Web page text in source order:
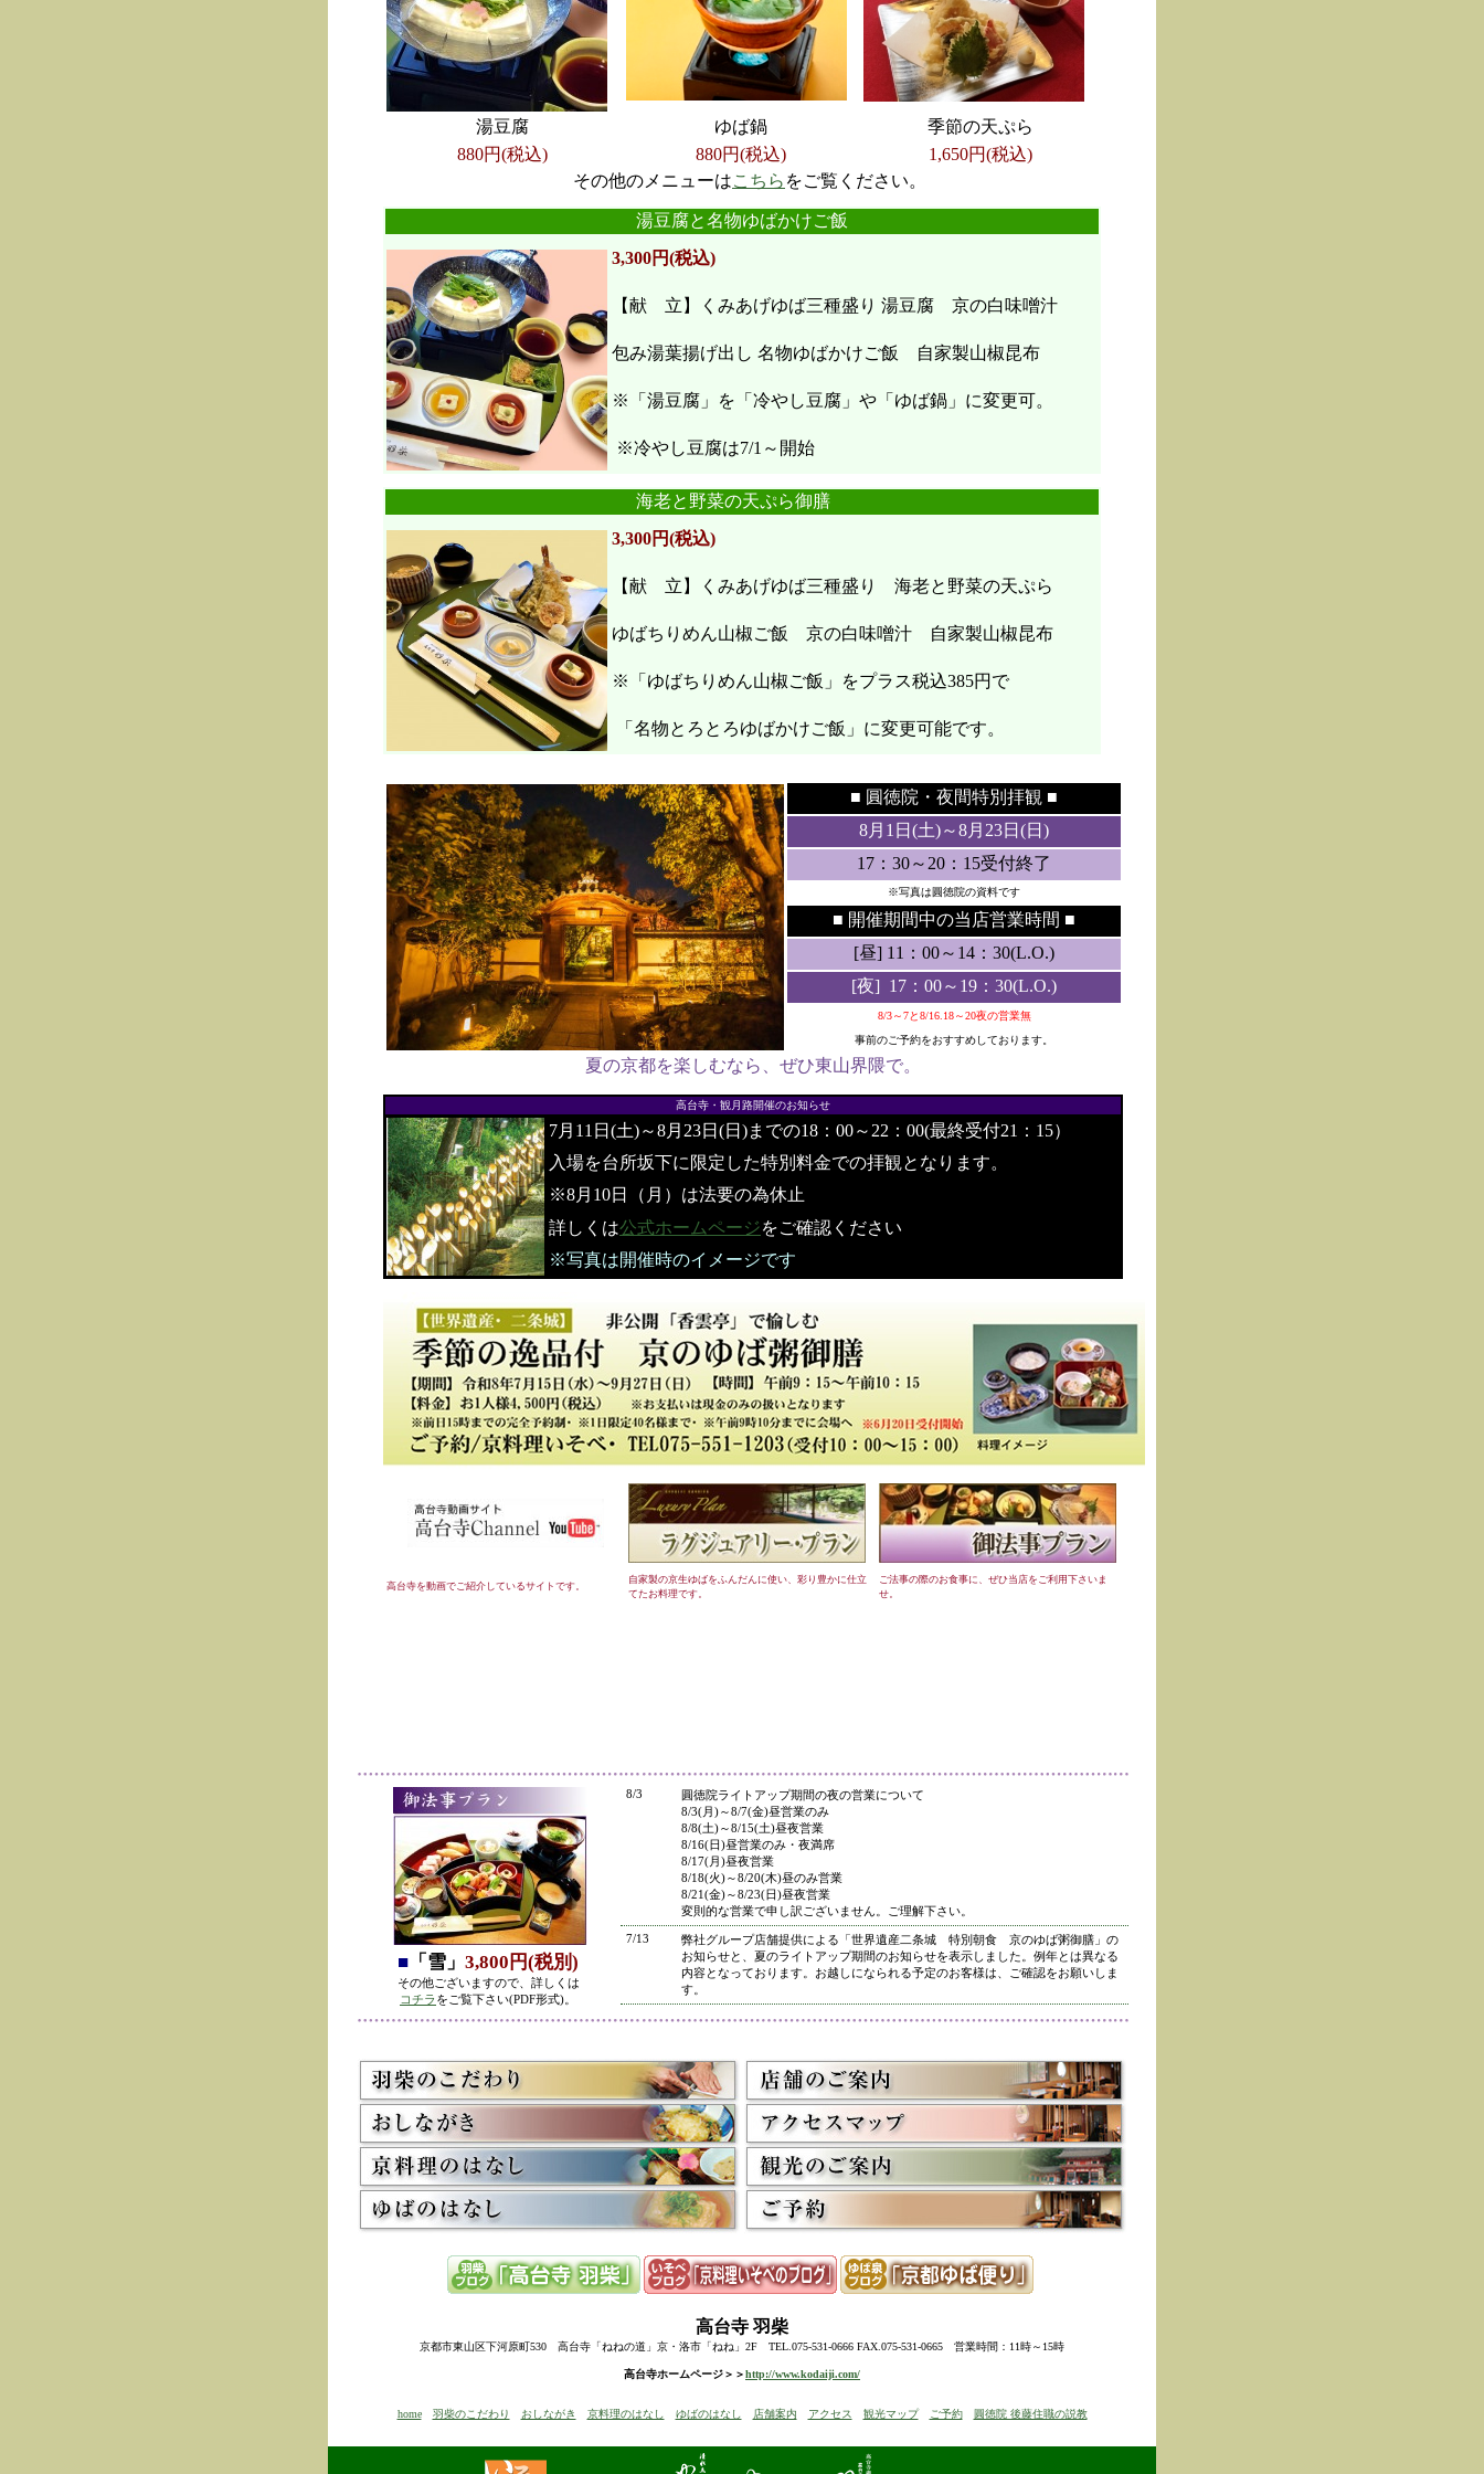
湯豆腐 ゆば鍋
季節の天ぷら
880円(税込)
880円(税込) 1,650円(税込)
その他のメニューはこちら をご覧ください。
湯豆腐と名物ゆばかけご飯
3,300円(税込)
【献 立】くみあげゆば三種盛り 湯豆腐 京の白味噌汁
包み湯葉揚げ出し 名物ゆばかけご飯 自家製山椒昆布
※「湯豆腐」を「冷やし豆腐」や「ゆば鍋」に変更可。
※冷やし豆腐は7/1～開始
海老と野菜の天ぷら御膳
3,300円(税込)
【献 立】くみあげゆば三種盛り 海老と野菜の天ぷら
ゆばちりめん山椒ご飯 京の白味噌汁 自家製山椒昆布
※「ゆばちりめん山椒ご飯」をプラス税込385円で
「名物とろとろゆばかけご飯」に変更可能です。
■ 圓徳院・ 夜間特別拝観 ■
8月1日(土)～8月23日(日)
17：30～20：15受付終了
※写真は圓徳院の資料です
■ 開催期間中の当店営業時間 ■
[昼] 11：00～14：30(L.O.)
[夜] 17：00～19：30(L.O.)
8/3～7と8/16.18～20夜の営業無
事前のご予約をおすすめしております。
夏の京都を楽しむなら、ぜひ東山界隈で。
高台寺・観月路開催のお知らせ
7月11日(土)～8月23日(日)までの18：00～22：00(最終受付21：15）
入場を台所坂下に限定した特別料金での拝観となります。
※8月10日（月）は法要の為休止
詳しくは公式ホームページをご確認ください
※写真は開催時のイメージです
高台寺を動画でご紹介しているサイトです。
自家製の京生ゆばをふんだんに使い、彩り豊かに仕立
てたお料理です。
ご法事の際のお食事に、ぜひ当店をご利用下さいま
せ。
■ 「雪」 3,800円(税別)
その他ございますので、詳しくは
コチラ をご覧下さい(PDF形式)。
8/3
圓徳院ライトアップ期間の夜の営業について
8/3(月)～8/7(金)昼営業のみ
8/8(土)～8/15(土)昼夜営業
8/16(日)昼営業のみ・夜満席
8/17(月)昼夜営業
8/18(火)～8/20(木)昼のみ営業
8/21(金)～8/23(日)昼夜営業
変則的な営業で申し訳ございません。ご理解下さい。
7/13
弊社グループ店舗提供による「世界遺産二条城 特別朝食 京のゆば粥御膳」の
お知らせと、夏のライトアップ期間のお知らせを表示しました。例年とは異なる
内容となっております。お越しになられる予定のお客様は、ご確認をお願いしま
す。
5/8
高台寺・圓徳院 春のライトアップ終了に伴い、表示を削除しました。
3/2
京料理いそべ担当・世界遺産二条城での特別昼食、高台寺冬の夜の茶会「夜咄」
終了に伴い削除させていただきました。多くのお客様にご利用いただきありがと
うございました。
高台寺・圓徳院・春の夜間ライトアップのお知らせを表示しました。
お越しの際のお食事に、ぜひ当店をご利用下さい。
12/15
高台寺・秋の夜間特別拝観終了に伴い、表示を削除させていただきました。
たくさんのお客様にお越しいただき、ありがとうございました。
来年1月からの催しを2件表示させていただきました。
ぜひご予約下さい。
12/13(土)は寺院行事の為、休業とさせていただきます。
10/20
高台寺・圓徳院・秋の夜間特別拝観のお知らせを表示しました。
前日までにご予約ください。
当日はお並びいただいた順に席へご案内いたします。
8/18 高台寺・秋の夜の観月茶会と秋の夜間特別拝観のお知らせを表示しました
らせを追加しました。
5/26 昨今の原材料費・燃料費・人件費等の高騰によりやむを得ず、価格改定をさせて
いただきます
高台寺 羽柴
京都市東山区下河原町530 高台寺「ねねの道」京・洛市「ねね」2F TEL.075-531-0666 FAX.075-531-0665 営業時間：11時～15時
高台寺ホームページ＞＞http://www.kodaiji.com/
home 羽柴のこだわり おしながき 京料理のはなし ゆばのはなし 店舗案内 アクセス 観光マップ ご予約 圓徳院 後藤住職の説教